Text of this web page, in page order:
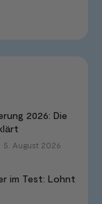
2026: Die
5. August 2026
im Test: Lohnt